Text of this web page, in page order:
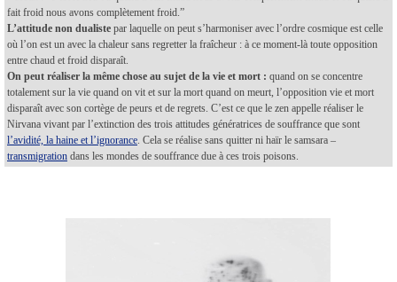
fait froid nous avons complètement froid.”
L’attitude non dualiste par laquelle on peut s’harmoniser avec l’ordre cosmique est celle
où l’on est un avec la chaleur sans regretter la fraîcheur : à ce moment-là toute opposition
entre chaud et froid disparaît.
On peut réaliser la même chose au sujet de la vie et mort : quand on se concentre
totalement sur la vie quand on vit et sur la mort quand on meurt, l’opposition vie et mort
disparaît avec son cortège de peurs et de regrets. C’est ce que le zen appelle réaliser le
Nirvana vivant par l’extinction des trois attitudes génératrices de souffrance que sont
l’avidité, la haine et l’ignorance. Cela se réalise sans quitter ni haïr le samsara –
transmigration dans les mondes de souffrance due à ces trois poisons.